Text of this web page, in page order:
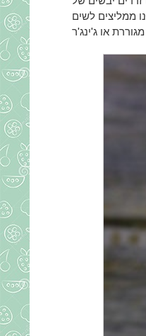
ממליצים לשים